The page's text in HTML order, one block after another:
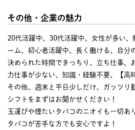
その他・企業の魅力
20代活躍中、30代活躍中、女性が多い
ーム、初心者活躍中、長く働ける、自分
決められた時間できっちり、立ち仕事、
力仕事が少ない、知識・経験不要、【高
その他、週末と平日少しだけ、ガッツ
シフトをまずはお聞かせください！
玉運びや煙たいタバコのニオイも一切あ
タバコが苦手な方でも安心ですよ！